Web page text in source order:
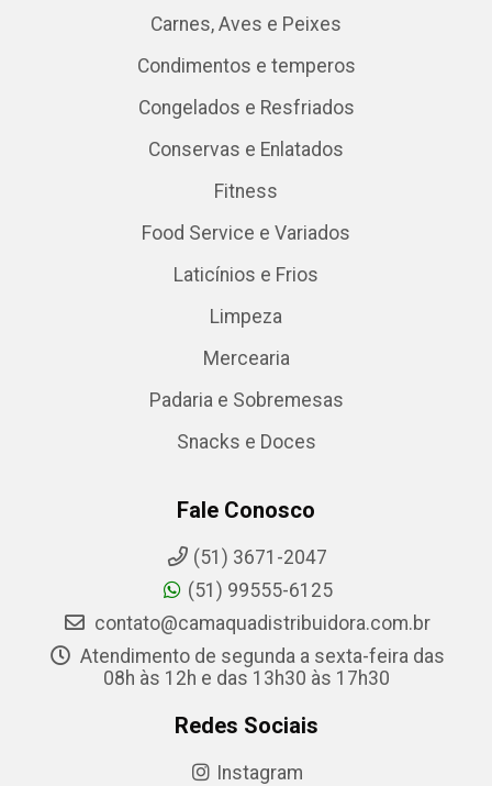
Carnes, Aves e Peixes
Condimentos e temperos
Congelados e Resfriados
Conservas e Enlatados
Fitness
Food Service e Variados
Laticínios e Frios
Limpeza
Mercearia
Padaria e Sobremesas
Snacks e Doces
Fale Conosco
(51) 3671-2047
(51) 99555-6125
contato@camaquadistribuidora.com.br
Atendimento de segunda a sexta-feira das
08h às 12h e das 13h30 às 17h30
Redes Sociais
Instagram